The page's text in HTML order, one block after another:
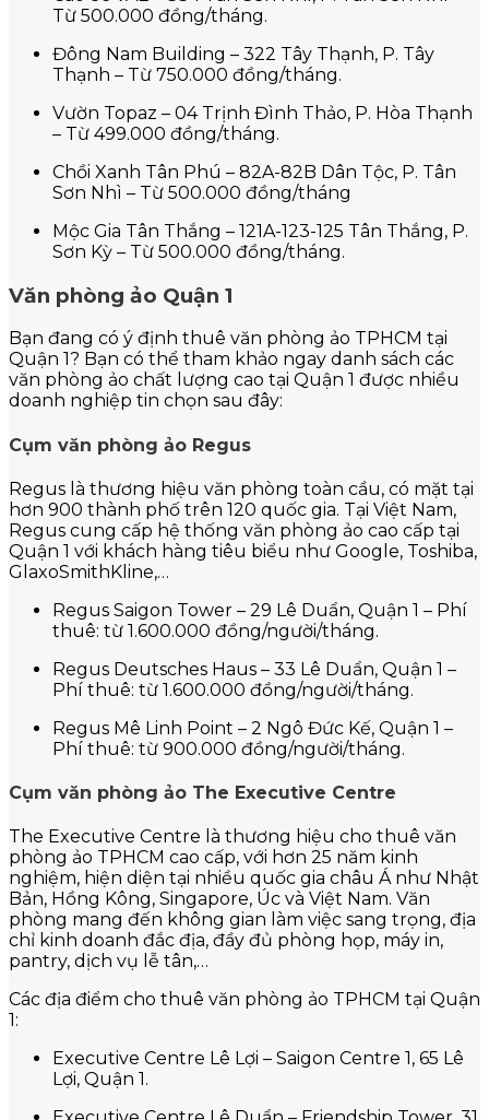
Từ 500.000 đồng/tháng.
Đông Nam Building – 322 Tây Thạnh, P. Tây
Thạnh – Từ 750.000 đồng/tháng.
Vườn Topaz – 04 Trịnh Đình Thảo, P. Hòa Thạnh
– Từ 499.000 đồng/tháng.
Chồi Xanh Tân Phú – 82A-82B Dân Tộc, P. Tân
Sơn Nhì – Từ 500.000 đồng/tháng
Mộc Gia Tân Thắng – 121A-123-125 Tân Thắng, P.
Sơn Kỳ – Từ 500.000 đồng/tháng.
Văn phòng ảo Quận 1
Bạn đang có ý định thuê văn phòng ảo TPHCM tại
Quận 1? Bạn có thể tham khảo ngay danh sách các
văn phòng ảo chất lượng cao tại Quận 1 được nhiều
doanh nghiệp tin chọn sau đây:
Cụm văn phòng ảo Regus
Regus là thương hiệu văn phòng toàn cầu, có mặt tại
hơn 900 thành phố trên 120 quốc gia. Tại Việt Nam,
Regus cung cấp hệ thống văn phòng ảo cao cấp tại
Quận 1 với khách hàng tiêu biểu như Google, Toshiba,
GlaxoSmithKline,…
Regus Saigon Tower – 29 Lê Duẩn, Quận 1 – Phí
thuê: từ 1.600.000 đồng/người/tháng.
Regus Deutsches Haus – 33 Lê Duẩn, Quận 1 –
Phí thuê: từ 1.600.000 đồng/người/tháng.
Regus Mê Linh Point – 2 Ngô Đức Kế, Quận 1 –
Phí thuê: từ 900.000 đồng/người/tháng.
Cụm văn phòng ảo The Executive Centre
The Executive Centre là thương hiệu cho thuê văn
phòng ảo TPHCM cao cấp, với hơn 25 năm kinh
nghiệm, hiện diện tại nhiều quốc gia châu Á như Nhật
Bản, Hồng Kông, Singapore, Úc và Việt Nam. Văn
phòng mang đến không gian làm việc sang trọng, địa
chỉ kinh doanh đắc địa, đầy đủ phòng họp, máy in,
pantry, dịch vụ lễ tân,…
Các địa điểm cho thuê văn phòng ảo TPHCM tại Quận
1:
Executive Centre Lê Lợi – Saigon Centre 1, 65 Lê
Lợi, Quận 1.